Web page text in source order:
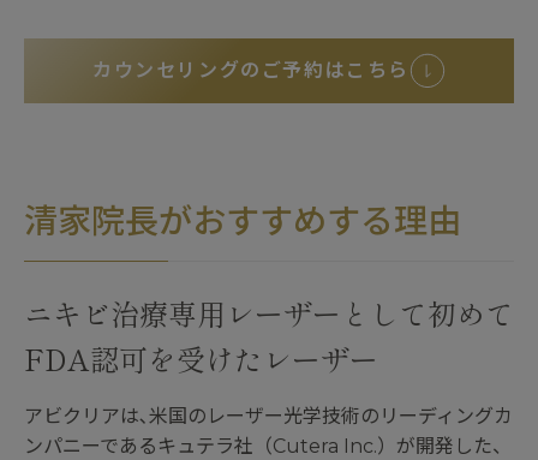
カウンセリングのご予約はこちら
清家院長がおすすめする理由
ニキビ治療専用レーザーとして初めて
FDA認可を受けたレーザー
アビクリアは､米国のレーザー光学技術のリーディングカ
ンパニーであるキュテラ社（Cutera Inc.）が開発した、